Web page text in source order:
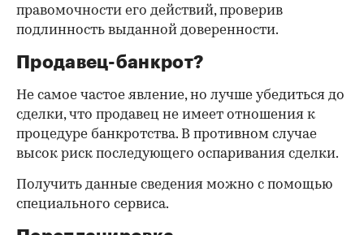
правомочности его действий, проверив
подлинность выданной доверенности.
Продавец-банкрот?
Не самое частое явление, но лучше убедиться до
сделки, что продавец не имеет отношения к
процедуре банкротства. В противном случае
высок риск последующего оспаривания сделки.
Получить данные сведения можно с помощью
специального сервиса.